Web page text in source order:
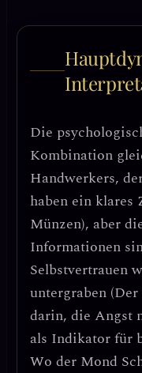
Die
Kombination
Handwerkers,
haben ein klares
Münzen), aber
Informationen
Selbstvertrauen
untergraben
darin, die Angst
als Indikator für
Wo der Mond